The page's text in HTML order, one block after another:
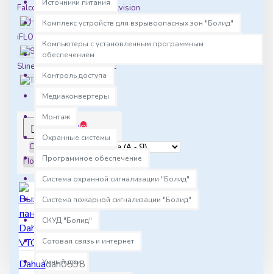
Источники питания
Комплекс устройств для взрывоопасных зон "Болид"
Компьютеры с установленным программным
обеспечением
Контроль доступа
Медиаконвертеры
Монтаж
Охранные системы
Программное обеспечение
Система охранной сигнализации "Болид"
Система пожарной сигнализации "Болид"
СКУД "Болид"
Сотовая связь и интернет
Умный дом
Falcon Eye
Hikvision
HiWatch
iFLOW
SatVision
Slinex
Smartec
True IP
0
Сортировка:
Показать:
Dahuadah0598